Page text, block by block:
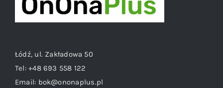
Łódź, ul. Zakładowa 50
Tel:+48 693 558 122
Email: bok@ononaplus.pl